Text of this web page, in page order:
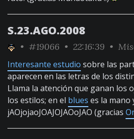
S.23.AGO.2008
• #19066 • 22:16:39 •
Interesante estudio sobre las
aparecen en las letras de los
Llama la atención que ganan los
los estilos; en el blues es la mano
jAOjojaoJOAJOJAOoJAO (gracias